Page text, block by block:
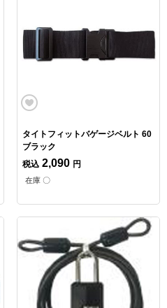
タイトフィットバゲージベルト 60
ブラック
税込 2,090 円
在庫 〇